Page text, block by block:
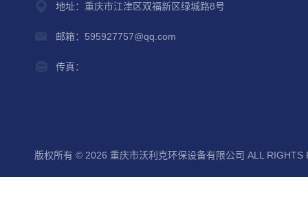
地址：重庆市江津区双福新区绿城路8号
邮箱：595927757@qq.com
传真：
版权所有 © 2026 重庆市沃利克环保设备有限公司 ALL RIGHTS